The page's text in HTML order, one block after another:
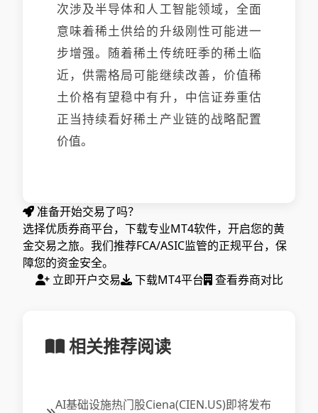
次涉及半导体和人工智能领域，全面
意味着稀土供给的升级刚性可能进一
步增强。随着稀土传统旺季的稀土临
近，供需格局可能继续改善，价值稀
土价格有望稳中有升，中信证券重估
正当持续看好稀土产业链的战略配置
价值。
准备开始交易了吗？
选择优质券商平台，下载专业MT4软件，开启您的黄
金交易之旅。我们推荐FCA/ASIC监管的正规平台，保
障您的资金安全。
立即开户交易
下载MT4平台 查看券商对比
相关推荐阅读
AI基础设施热门股Ciena(CIEN.US)即将发布